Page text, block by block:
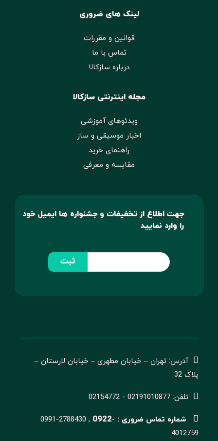
لینک های ضروری
قوانین و مقررات
تماس با ما
درباره سازکالا
مجله اینترنتی سازکالا
ویدئوهای آموزشی
اخبار موسیقی و ساز
راهنمای خرید
مقایسه و معرفی
جهت اطلاع از تخفیفات و جشنواره ها ایمیل خود
را وارد نمایید
ثبت
آدرس: تهران – خیابان مطهری – خیابان لارستان –
پلاک 32
تلفن: 02191010877 - 02154772
شماره تماس ضروری : 0991-2788430 , 0922-
4012759